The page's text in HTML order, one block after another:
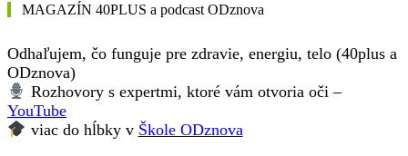
MAGAZÍN 40PLUS a podcast ODznova
Odhaľujem, čo funguje pre zdravie, energiu, telo (40plus a
ODznova)
Rozhovory s expertmi, ktoré vám otvoria oči –
YouTube
viac do hĺbky v Škole ODznova